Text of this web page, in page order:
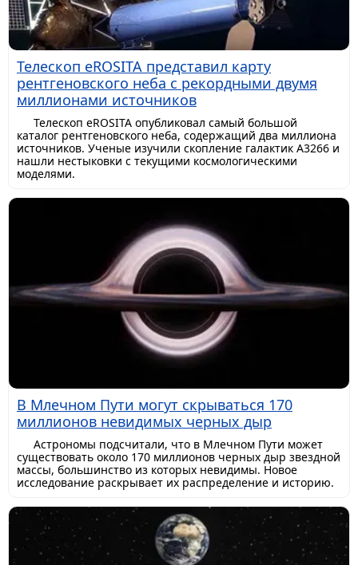
Телескоп eROSITA представил карту
рентгеновского неба с рекордными двумя
миллионами источников
Телескоп eROSITA опубликовал самый большой
каталог рентгеновского неба, содержащий два миллиона
источников. Ученые изучили скопление галактик A3266 и
нашли нестыковки с текущими космологическими
моделями.
В Млечном Пути могут скрываться 170
миллионов невидимых черных дыр
Астрономы подсчитали, что в Млечном Пути может
существовать около 170 миллионов черных дыр звездной
массы, большинство из которых невидимы. Новое
исследование раскрывает их распределение и историю.